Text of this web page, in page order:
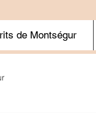
de Montségur